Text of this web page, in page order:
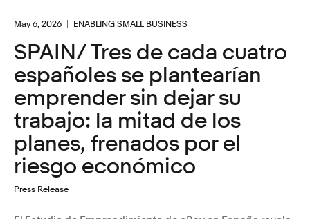
May 6, 2026 ENABLING SMALL BUSINESS
SPAIN/ Tres de cada cuatro
españoles se plantearían
emprender sin dejar su
trabajo: la mitad de los
planes, frenados por el
riesgo económico
Press Release